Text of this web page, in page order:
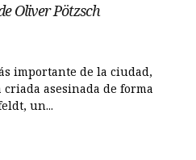
Oliver Pötzsch
importante de la ciudad,
asesinada de forma
un...